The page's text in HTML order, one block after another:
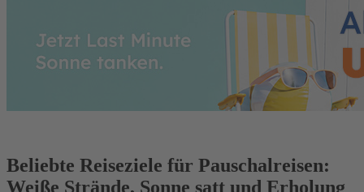
Beliebte Reiseziele für Pauschalreisen:
Weiße Strände, Sonne satt und Erholung